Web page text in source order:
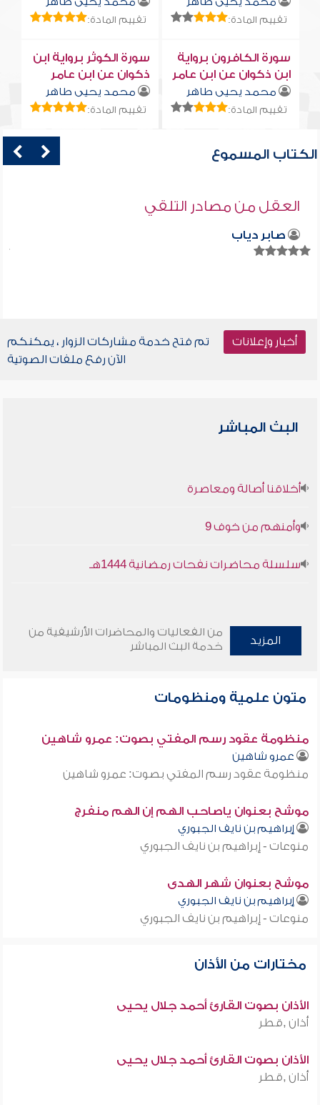
تقييم المادة: تقييم المادة:
سورة الكافرون برواية
ابن ذكوان عن ابن عامر
محمد يحيى طاهر
تقييم المادة:
سورة الكوثر برواية ابن
ذكوان عن ابن عامر
محمد يحيى طاهر
تقييم المادة:
الكتاب المسموع
العقل من مصادر التلقي
صابر دياب
أخبار وإعلانات
تم فتح خدمة مشاركات الزوار ، يمكنكم
الآن رفع ملفات الصوتية
البث المباشر
أخلاقنا أصالة ومعاصرة
وأمنهم من خوف 9
سلسلة محاضرات نفحات رمضانية 1444هـ
المزيد
من الفعاليات والمحاضرات الأرشيفية من
خدمة البث المباشر
متون علمية ومنظومات
منظومة عقود رسم المفتي بصوت: عمرو شاهين
عمرو شاهين
منظومة عقود رسم المفتي بصوت: عمرو شاهين
موشح بعنوان ياصاحب الهم إن الهم منفرج
إبراهيم بن نايف الجبوري
منوعات - إبراهيم بن نايف الجبوري
موشح بعنوان شهر الهدى
إبراهيم بن نايف الجبوري
منوعات - إبراهيم بن نايف الجبوري
مختارات من الأذان
الأذان بصوت القارئ أحمد جلال يحيى
أذان ,قطر
الأذان بصوت القارئ أحمد جلال يحيى
أذان ,قطر